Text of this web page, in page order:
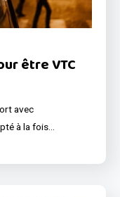
être VTC
avec
à la fois…